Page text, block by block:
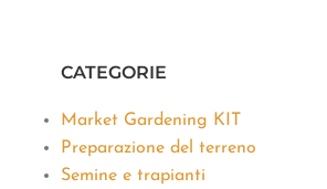
CATEGORIE
Market Gardening KIT
Preparazione del terreno
Semine e trapianti